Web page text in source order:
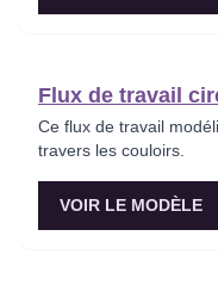
Flux de travail
Ce flux de travail
travers les couloirs.
VOIR LE MODÈLE